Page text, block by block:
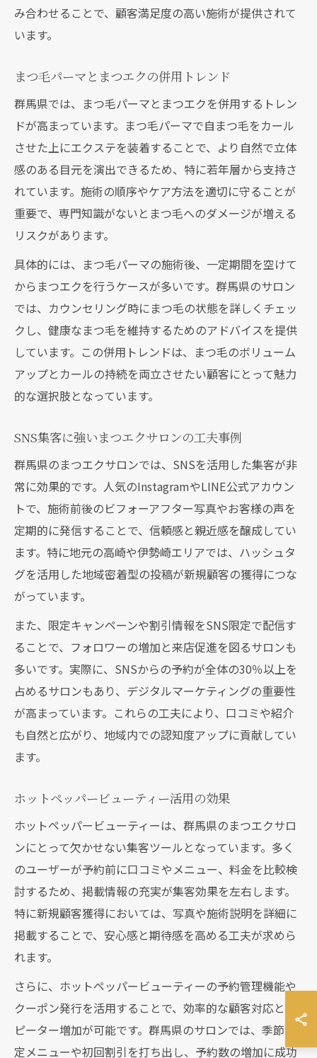
み合わせることで、顧客満足度の高い施術が提供されて
います。
まつ毛パーマとまつエクの併用トレンド
群馬県では、まつ毛パーマとまつエクを併用するトレン
ドが高まっています。まつ毛パーマで自まつ毛をカール
させた上にエクステを装着することで、より自然で立体
感のある目元を演出できるため、特に若年層から支持さ
れています。施術の順序やケア方法を適切に守ることが
重要で、専門知識がないとまつ毛へのダメージが増える
リスクがあります。
具体的には、まつ毛パーマの施術後、一定期間を空けて
からまつエクを行うケースが多いです。群馬県のサロン
では、カウンセリング時にまつ毛の状態を詳しくチェッ
クし、健康なまつ毛を維持するためのアドバイスを提供
しています。この併用トレンドは、まつ毛のボリューム
アップとカールの持続を両立させたい顧客にとって魅力
的な選択肢となっています。
SNS集客に強いまつエクサロンの工夫事例
群馬県のまつエクサロンでは、SNSを活用した集客が非
常に効果的です。人気のInstagramやLINE公式アカウン
トで、施術前後のビフォーアフター写真やお客様の声を
定期的に発信することで、信頼感と親近感を醸成してい
ます。特に地元の高崎や伊勢崎エリアでは、ハッシュタ
グを活用した地域密着型の投稿が新規顧客の獲得につな
がっています。
また、限定キャンペーンや割引情報をSNS限定で配信す
ることで、フォロワーの増加と来店促進を図るサロンも
多いです。実際に、SNSからの予約が全体の30％以上を
占めるサロンもあり、デジタルマーケティングの重要性
が高まっています。これらの工夫により、口コミや紹介
も自然と広がり、地域内での認知度アップに貢献してい
ます。
ホットペッパービューティー活用の効果
ホットペッパービューティーは、群馬県のまつエクサロ
ンにとって欠かせない集客ツールとなっています。多く
のユーザーが予約前に口コミやメニュー、料金を比較検
討するため、掲載情報の充実が集客効果を左右します。
特に新規顧客獲得においては、写真や施術説明を詳細に
掲載することで、安心感と期待感を高める工夫が求めら
れます。
さらに、ホットペッパービューティーの予約管理機能や
クーポン発行を活用することで、効率的な顧客対応とリ
ピーター増加が可能です。群馬県のサロンでは、季節限
定メニューや初回割引を打ち出し、予約数の増加に成功